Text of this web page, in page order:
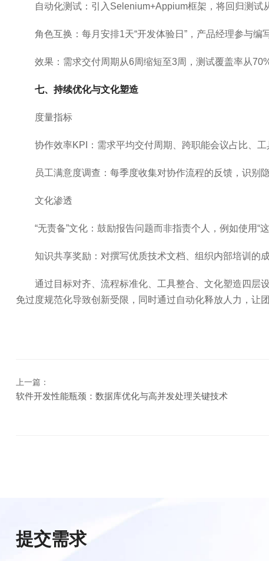
自动化测试：引入Selenium+Appium框架，将回归测试
角色互换：每月安排1天“开发体验日”，产品经理参与编
效果：需求交付周期从6周缩短至3周，测试覆盖率从
七、持续优化与文化塑造
度量指标
协作效率KPI：需求平均交付周期、跨职能会议占比、工
员工满意度调查：每季度收集对协作流程的反馈，识别隐
文化渗透
“无责备”文化：鼓励报告问题而非指责个人，例如使用“
知识共享奖励：对撰写优质技术文档、组织内部培训的
通过目标对齐、流程标准化、工具整合、文化塑造四层
免过度规范化导致创新受限，同时通过自动化释放人力，让
上一篇：
软件开发性能瓶颈：数据库优化与高并发处理关键技术
提交需求